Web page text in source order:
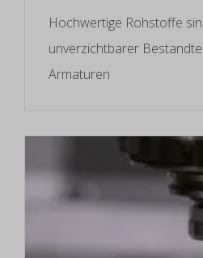
Hochwertige Rohstoffe
unverzichtbarer
Armaturen